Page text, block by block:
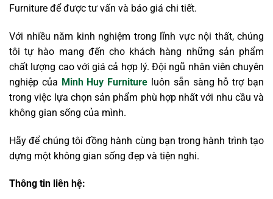
Furniture để được tư vấn và báo giá chi tiết.
Với nhiều năm kinh nghiệm trong lĩnh vực nội thất, chúng
tôi tự hào mang đến cho khách hàng những sản phẩm
chất lượng cao với giá cả hợp lý. Đội ngũ nhân viên chuyên
nghiệp của Minh Huy Furniture luôn sẵn sàng hỗ trợ bạn
trong việc lựa chọn sản phẩm phù hợp nhất với nhu cầu và
không gian sống của mình.
Hãy để chúng tôi đồng hành cùng bạn trong hành trình tạo
dựng một không gian sống đẹp và tiện nghi.
Thông tin liên hệ: